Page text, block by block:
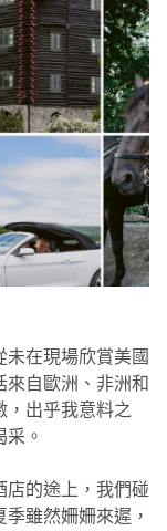
在現場欣賞美國
來自歐洲、非洲和
，出乎我意料之
。
店的途上，我們碰
雖然姍姍來遲，